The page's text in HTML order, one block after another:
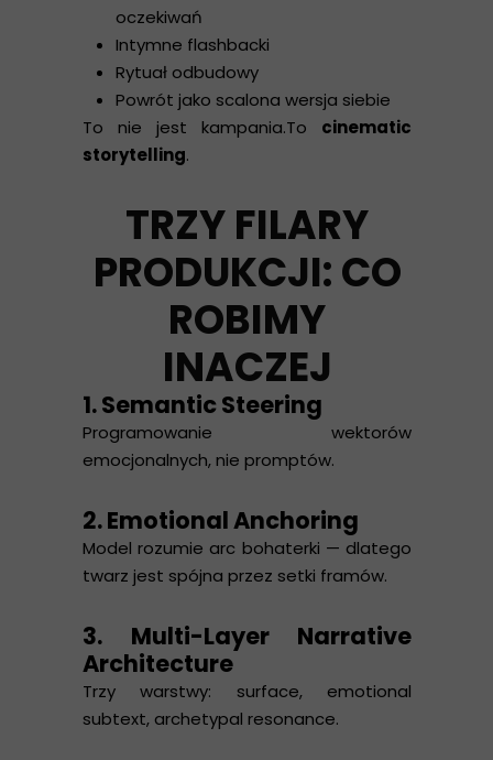
oczekiwań
Intymne flashbacki
Rytuał odbudowy
Powrót jako scalona wersja siebie
To nie jest kampania.To cinematic
storytelling.
TRZY FILARY
PRODUKCJI: CO
ROBIMY
INACZEJ
1. Semantic Steering
Programowanie wektorów
emocjonalnych, nie promptów.
2. Emotional Anchoring
Model rozumie arc bohaterki — dlatego
twarz jest spójna przez setki framów.
3. Multi-Layer Narrative
Architecture
Trzy warstwy: surface, emotional
subtext, archetypal resonance.